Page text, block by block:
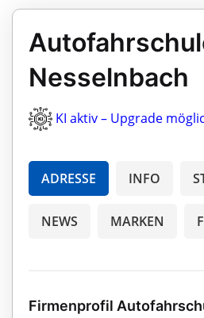
Nesselnbach
KI aktiv – Upgrade
ADRESSE INFO
NEWS MARKEN
Firmenprofil